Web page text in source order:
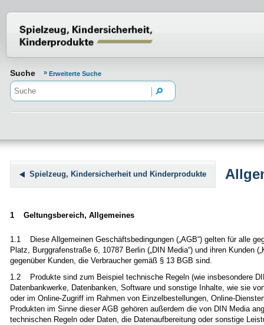
Suche Erweiterte Suche
Spielzeug, Kindersicherheit und Kinderprodukte
1 Geltungsbereich, Allgemeines
1.1 Diese Allgemeinen Geschäftsbedingungen („AGB“) gelten für alle
Platz, Burggrafenstraße 6, 10787 Berlin („DIN Media“) und ihren Kunden
gegenüber Kunden, die Verbraucher gemäß § 13 BGB sind.
1.2 Produkte sind zum Beispiel technische Regeln (wie insbesondere
Datenbankwerke, Datenbanken, Software und sonstige Inhalte, wie sie
oder im Online-Zugriff im Rahmen von Einzelbestellungen, Online-
Produkten im Sinne dieser AGB gehören außerdem die von DIN Media
technischen Regeln oder Daten, die Datenaufbereitung oder sonstige